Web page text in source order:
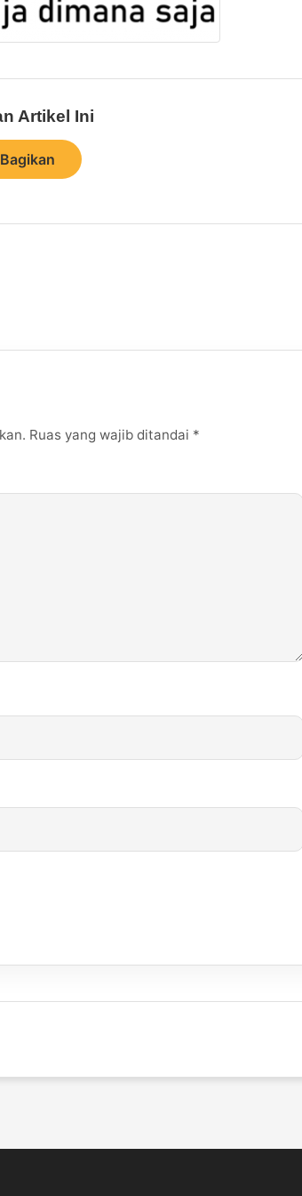
Artikel Ini
Bagikan
Ruas yang wajib ditandai *